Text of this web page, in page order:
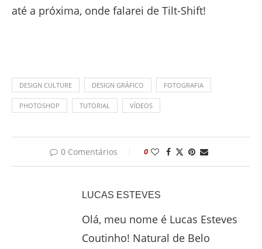
até a próxima, onde falarei de Tilt-Shift!
DESIGN CULTURE DESIGN GRÁFICO FOTOGRAFIA
PHOTOSHOP TUTORIAL VÍDEOS
0 Comentários 0
LUCAS ESTEVES
Olá, meu nome é Lucas Esteves
Coutinho! Natural de Belo